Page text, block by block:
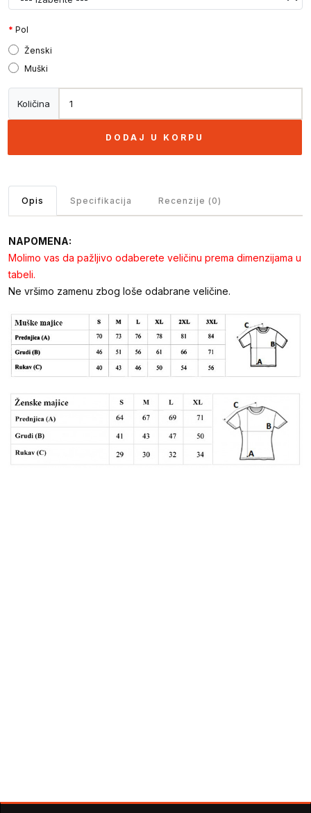
Pol
Ženski
Muški
Količina
DODAJ U KORPU
Opis Specifikacija Recenzije (0)
NAPOMENA:
Molimo vas da pažljivo odaberete veličinu prema dimenzijama u
tabeli.
Ne vršimo zamenu zbog loše odabrane veličine.